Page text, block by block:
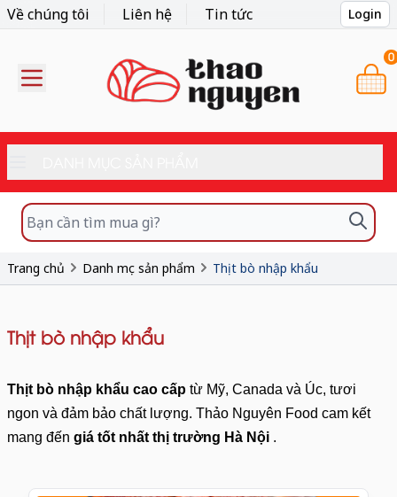
Về chúng tôi Liên hệ Tin tức Login
0
Trang chủ Danh mục sản phẩm Thịt bò nhập khẩu
Thịt bò nhập khẩu
Thịt bò nhập khẩu cao cấp từ Mỹ, Canada và Úc, tươi
ngon và đảm bảo chất lượng. Thảo Nguyên Food cam kết
mang đến giá tốt nhất thị trường Hà Nội .